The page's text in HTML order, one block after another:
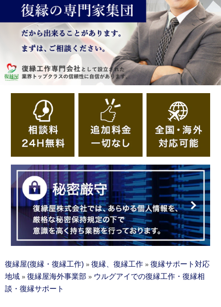
復縁屋(復縁・復縁工作) » 復縁、復縁工作 » 復縁サポート対応
地域 » 復縁屋海外事業部 » ウルグアイでの復縁工作・復縁相
談・復縁サポート